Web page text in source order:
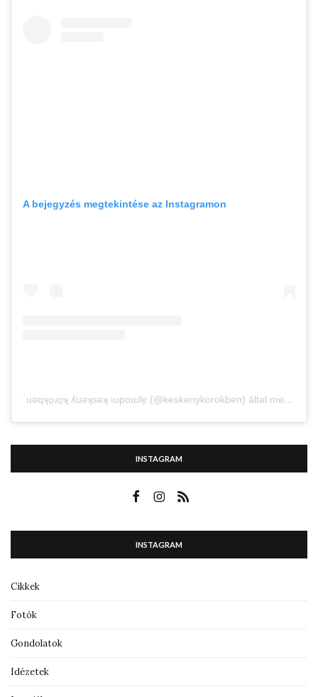
A bejegyzés megtekintése az Instagramon
˙uǝqʞo̤ɹo̤ʞ ʎuǝʞsǝʞ ıupoɯlɐ̗ (@keskenykorokben) által megosztott bejegyzés
INSTAGRAM
INSTAGRAM
Cikkek
Fotók
Gondolatok
Idézetek